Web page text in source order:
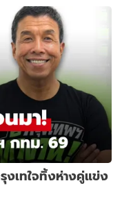
เทใจทิ้งห่างคู่แข่ง